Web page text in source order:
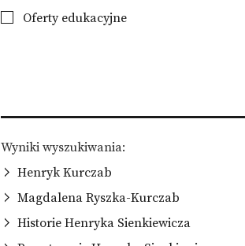
Oferty edukacyjne
Wyniki wyszukiwania
Henryk Kurczab
Magdalena Ryszka-Kurczab
Historie Henryka Sienkiewicza